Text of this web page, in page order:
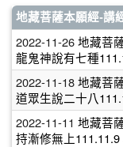
文
章
列
表
地藏菩薩本願經-講
2022-11-26地藏菩
龍鬼神說有七種
2022-11-18地藏菩
道眾生說二十八
2022-11-11 地藏菩
持漸修無上111.11.9